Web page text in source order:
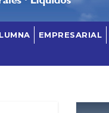
EMPRESARIAL